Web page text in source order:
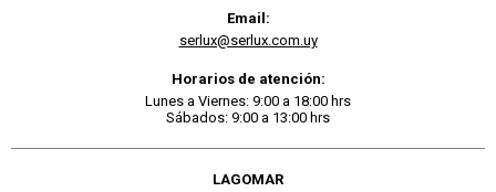
Email:
serlux@serlux.com.uy
Horarios de atención:
Lunes a Viernes: 9:00 a 18:00 hrs
Sábados: 9:00 a 13:00 hrs
LAGOMAR